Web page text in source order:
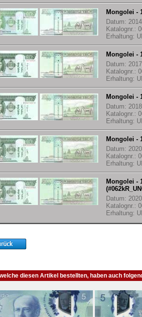
Mongolei -
Datum: 2014
Katalognr.:
Erhaltung:
Mongolei -
Datum: 2017
Katalognr.:
Erhaltung:
Mongolei -
Datum: 2018
Katalognr.:
Erhaltung:
Mongolei -
Datum: 2020
Katalognr.:
Erhaltung:
Mongolei -
Datum: 2020
Katalognr.:
Erhaltung:
diesen Artikel bestellten, haben auch